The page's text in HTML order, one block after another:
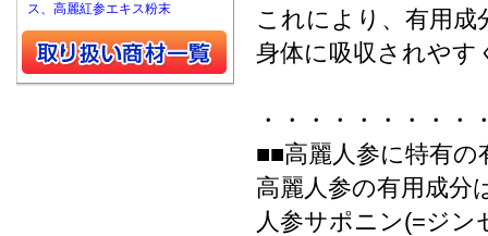
これにより、有用成
身体に吸収されや
・・・・・・・・
■■高麗人参に特有
高麗人参の有用成分
人参サポニン(=ジン
ス、高麗紅参エキス粉末